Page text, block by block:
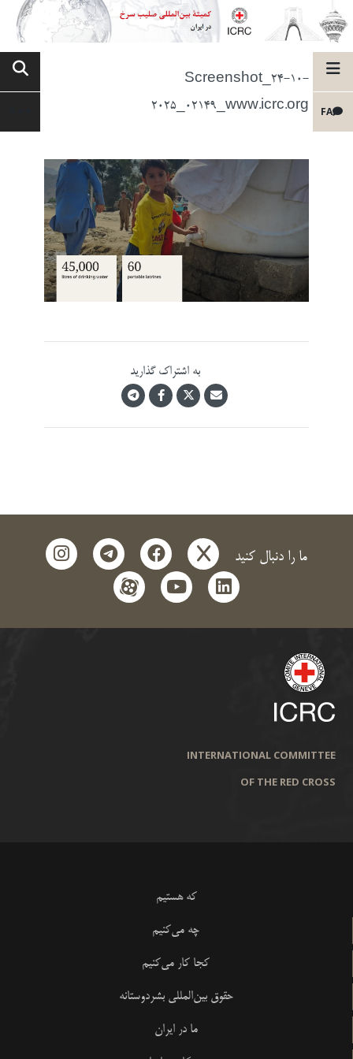
FA
Screenshot_24-10-
2025_02149_www.icrc.org
به اشتراک گذارید
ما را دنبال کنید x
facebook
telegram
instagram
linkedin
youtube
aparat
INTERNATIONAL COMMITTEE
OF THE RED CROSS
که هستیم
چه می‌کنیم
کجا کار می‌کنیم
حقوق بین‌المللی بشردوستانه
ما در ایران